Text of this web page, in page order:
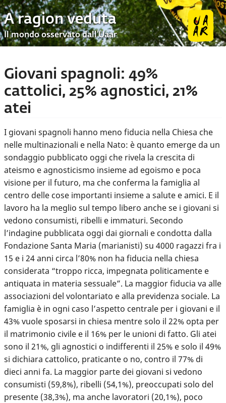
A ragion veduta
Il mondo osservato dall’Uaar
Giovani spagnoli: 49%
cattolici, 25% agnostici, 21%
atei
I giovani spagnoli hanno meno fiducia nella Chiesa che
nelle multinazionali e nella Nato: è quanto emerge da un
sondaggio pubblicato oggi che rivela la crescita di
ateismo e agnosticismo insieme ad egoismo e poca
visione per il futuro, ma che conferma la famiglia al
centro delle cose importanti insieme a salute e amici. E il
lavoro ha la meglio sul tempo libero anche se i giovani si
vedono consumisti, ribelli e immaturi. Secondo
l’indagine pubblicata oggi dai giornali e condotta dalla
Fondazione Santa Maria (marianisti) su 4000 ragazzi fra i
15 e i 24 anni circa l’80% non ha fiducia nella chiesa
considerata “troppo ricca, impegnata politicamente e
antiquata in materia sessuale”. La maggior fiducia va alle
associazioni del volontariato e alla previdenza sociale. La
famiglia è in ogni caso l’aspetto centrale per i giovani e il
43% vuole sposarsi in chiesa mentre solo il 22% opta per
il matrimonio civile e il 16% per le unioni di fatto. Gli atei
sono il 21%, gli agnostici o indifferenti il 25% e solo il 49%
si dichiara cattolico, praticante o no, contro il 77% di
dieci anni fa. La maggior parte dei giovani si vedono
consumisti (59,8%), ribelli (54,1%), preoccupati solo del
presente (38,3%), ma anche lavoratori (20,1%), poco